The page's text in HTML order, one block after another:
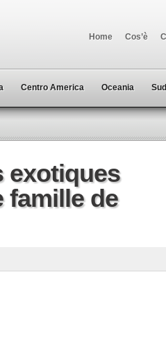
Home Cos’è
Centro America Oceania
exotiques
famille de